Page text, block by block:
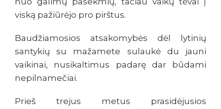
viską pažiūrėjo pro pirštus.
Baudžiamosios atsakomybės dėl lytinių
santykių su mažamete sulaukė du jauni
vaikinai, nusikaltimus padarę dar būdami
nepilnamečiai.
Prieš trejus metus prasidėjusios